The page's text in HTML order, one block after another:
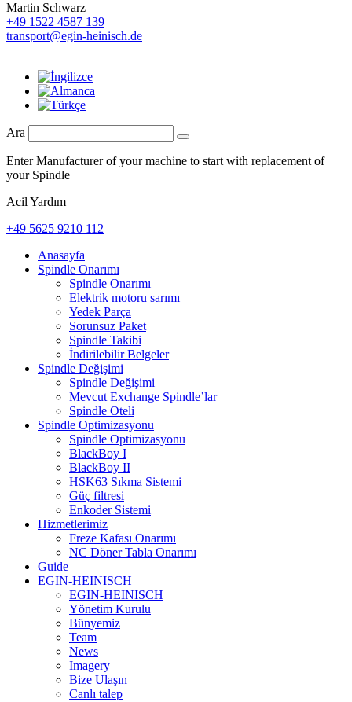
Martin Schwarz
+49 1522 4587 139
transport@egin-heinisch.de
Ara
Enter Manufacturer of your machine to start with replacement of
your Spindle
Acil Yardım
+49 5625 9210 112
Anasayfa
Spindle Onarımı
Spindle Onarımı
Elektrik motoru sarımı
Yedek Parça
Sorunsuz Paket
Spindle Takibi
İndirilebilir Belgeler
Spindle Değişimi
Spindle Değişimi
Mevcut Exchange Spindle’lar
Spindle Oteli
Spindle Optimizasyonu
Spindle Optimizasyonu
BlackBoy I
BlackBoy II
HSK63 Sıkma Sistemi
Güç filtresi
Enkoder Sistemi
Hizmetlerimiz
Freze Kafası Onarımı
NC Döner Tabla Onarımı
Guide
EGIN-HEINISCH
EGIN-HEINISCH
Yönetim Kurulu
Bünyemiz
Team
News
Imagery
Bize Ulaşın
Canlı talep